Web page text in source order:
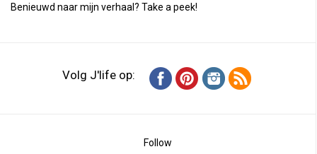
Benieuwd naar mijn verhaal? Take a peek!
Volg J'life op:
Follow